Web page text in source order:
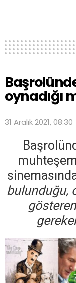
oynadığı
31 Aralık 2021, 08:30
bulunduğu,